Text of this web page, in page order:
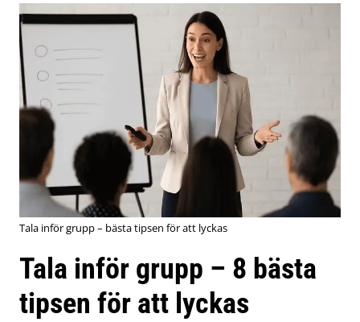
Tala inför grupp – bästa tipsen för att lyckas
Tala inför grupp – 8 bästa
tipsen för att lyckas